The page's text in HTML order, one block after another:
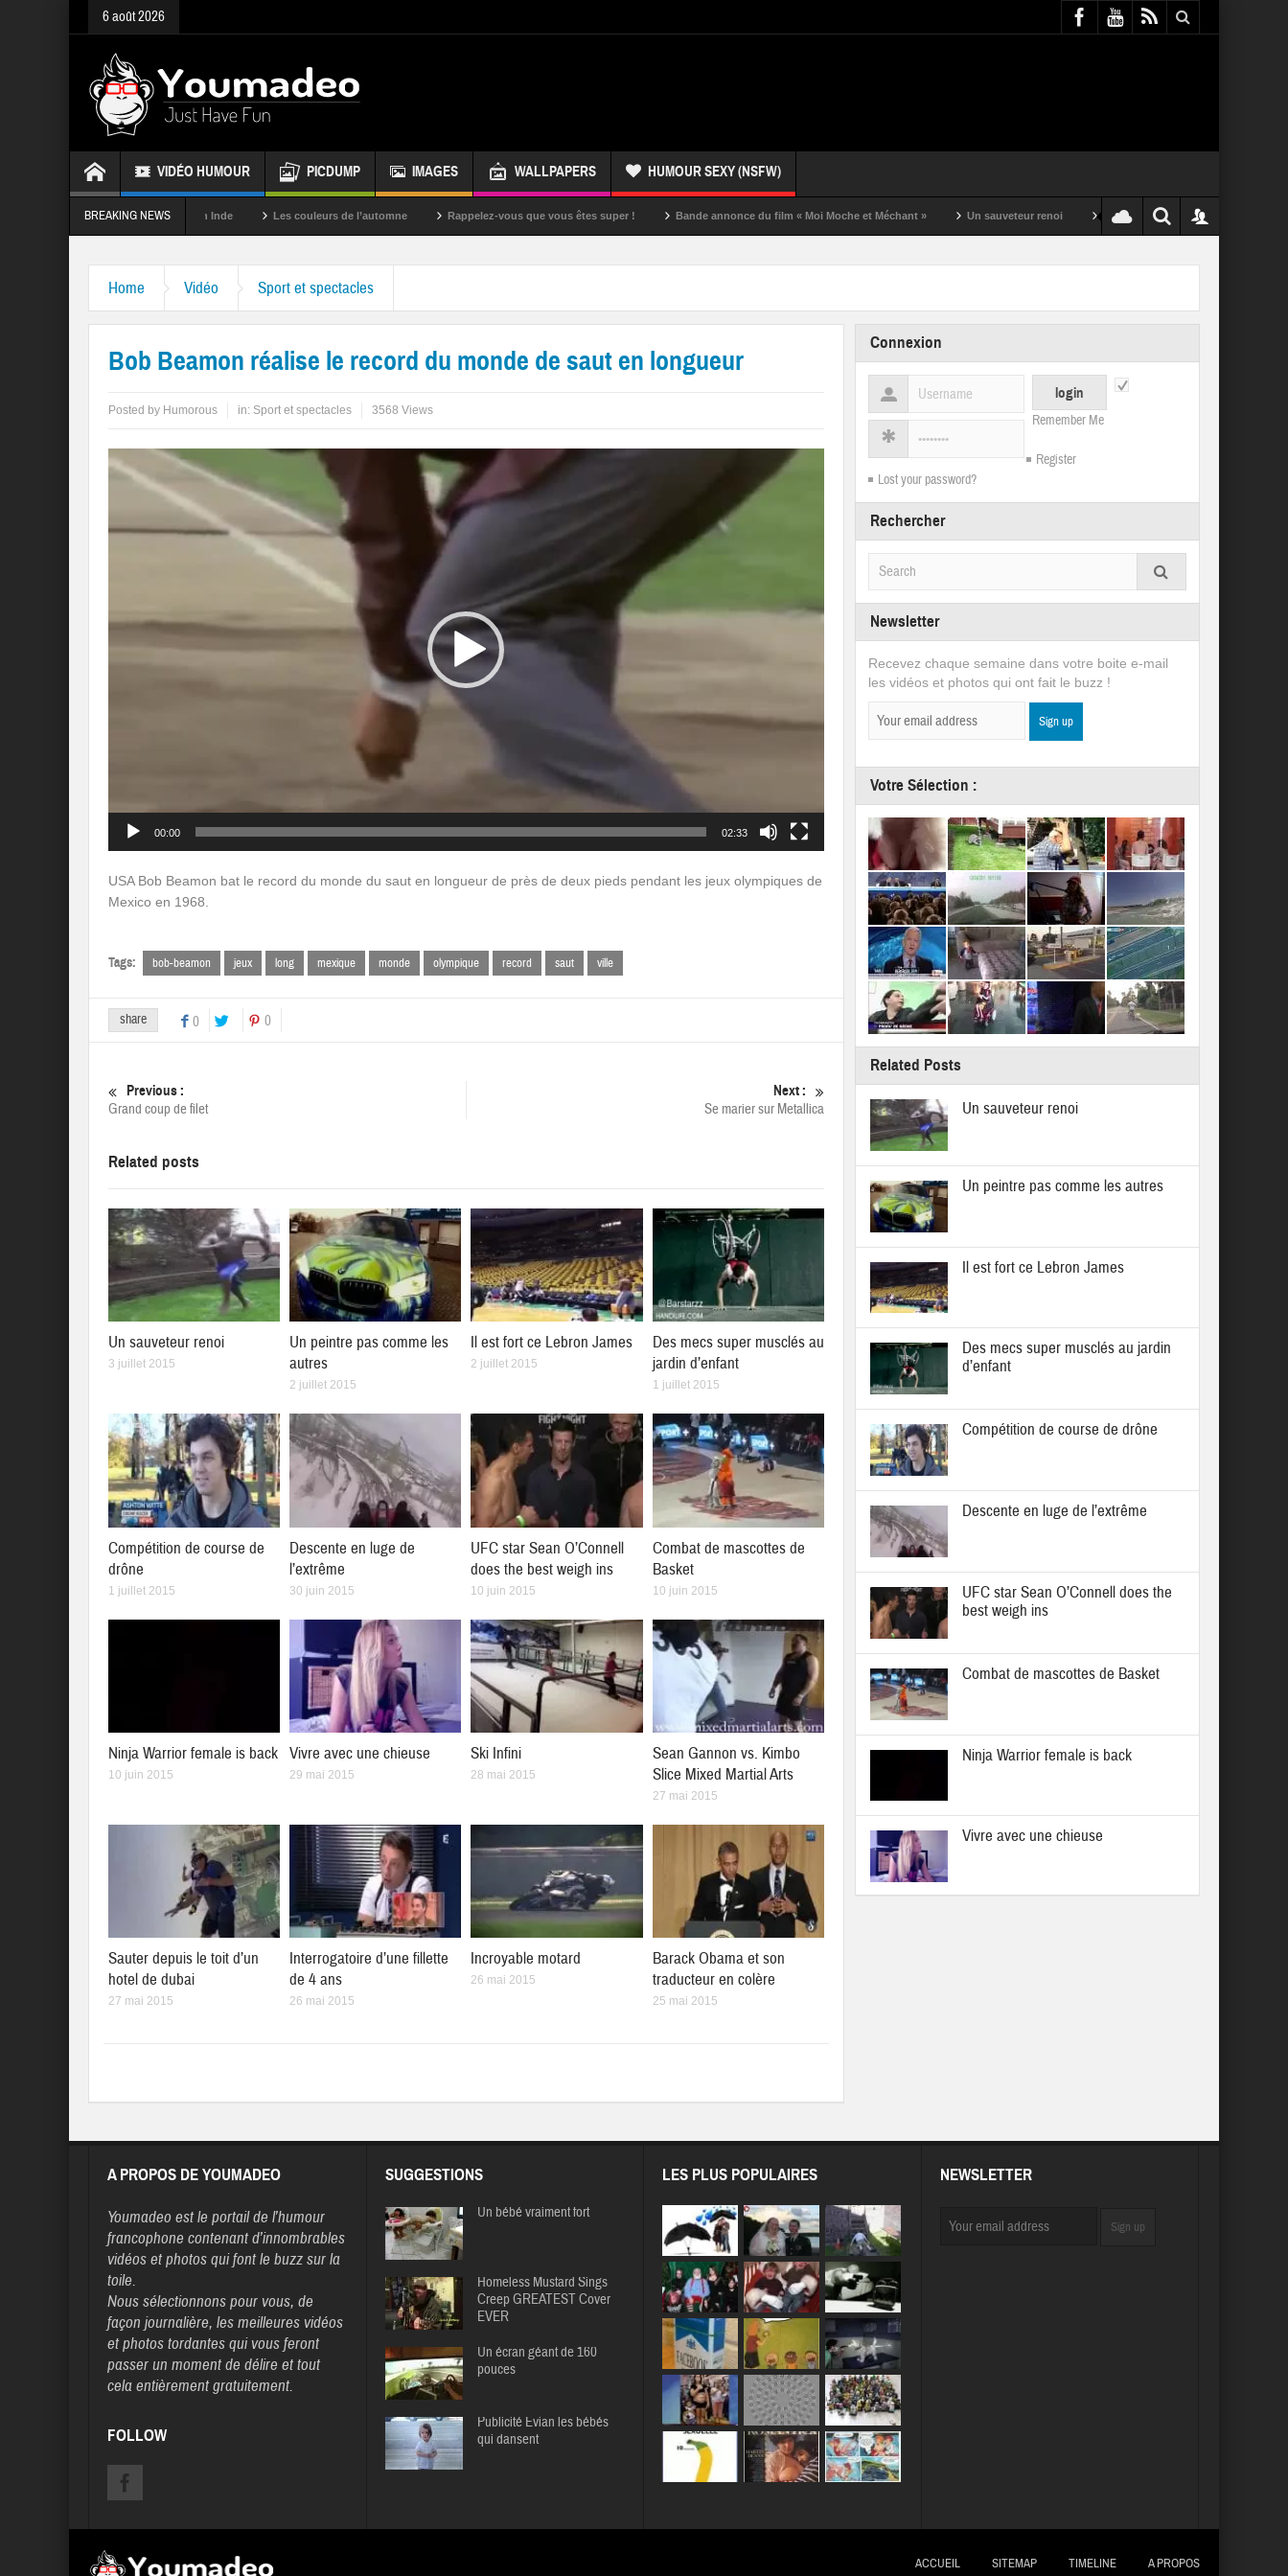
6 août 2026
VIDÉO HUMOUR PICDUMP IMAGES WALLPAPERS HUMOUR SEXY (NSFW)
BREAKING NEWS
La fête des couleurs en Inde Les couleurs de l’automne Rappelez-vous que vous êtes super ! Bande annonce du film « Moi Moche et Méchant » Un sauveteur renoi Un puching ball pas comme les autres
Home Vidéo Sport et spectacles
Bob Beamon réalise le record du monde de saut en longueur
Posted by Humorous in: Sport et spectacles 3568 Views
Lecteur
vidéo
00:00 02:33
USA Bob Beamon bat le record du monde du saut en longueur de près de deux pieds pendant les jeux olympiques de
Mexico en 1968.
Tags: bob-beamon jeux long mexique monde olympique record saut ville
share 0 0
Previous :
Grand coup de filet
Next :
Se marier sur Metallica
Related posts
Un sauveteur renoi
3 juillet 2015
Un peintre pas comme les
autres
2 juillet 2015
Il est fort ce Lebron James
2 juillet 2015
Des mecs super musclés au
jardin d’enfant
1 juillet 2015
Compétition de course de
drône
1 juillet 2015
Descente en luge de
l’extrême
30 juin 2015
UFC star Sean O’Connell
does the best weigh ins
10 juin 2015
Combat de mascottes de
Basket
10 juin 2015
Ninja Warrior female is back
10 juin 2015
Vivre avec une chieuse
29 mai 2015
Ski Infini
28 mai 2015
Sean Gannon vs. Kimbo
Slice Mixed Martial Arts
27 mai 2015
Sauter depuis le toit d’un
hotel de dubai
27 mai 2015
Interrogatoire d’une fillette
de 4 ans
26 mai 2015
Incroyable motard
26 mai 2015
Barack Obama et son
traducteur en colère
25 mai 2015
Connexion
Remember Me
Register
Lost your password?
Rechercher
Newsletter
Recevez chaque semaine dans votre boite e-mail
les vidéos et photos qui ont fait le buzz !
Votre Sélection :
Related Posts
Un sauveteur renoi
Un peintre pas comme les autres
Il est fort ce Lebron James
Des mecs super musclés au jardin
d’enfant
Compétition de course de drône
Descente en luge de l’extrême
UFC star Sean O’Connell does the
best weigh ins
Combat de mascottes de Basket
Ninja Warrior female is back
Vivre avec une chieuse
A PROPOS DE YOUMADEO
Youmadeo est le portail de l’humour
francophone contenant d’innombrables
vidéos et photos qui font le buzz sur la
toile.
Nous sélectionnons pour vous, de
façon journalière, les meilleures vidéos
et photos tordantes qui vous feront
passer un moment de délire et tout
cela entièrement gratuitement.
FOLLOW
SUGGESTIONS
Un bébé vraiment fort
Homeless Mustard Sings
Creep GREATEST Cover
EVER
Un écran géant de 160
pouces
Publicité Evian les bébés
qui dansent
LES PLUS POPULAIRES NEWSLETTER
ACCUEIL SITEMAP TIMELINE A PROPOS